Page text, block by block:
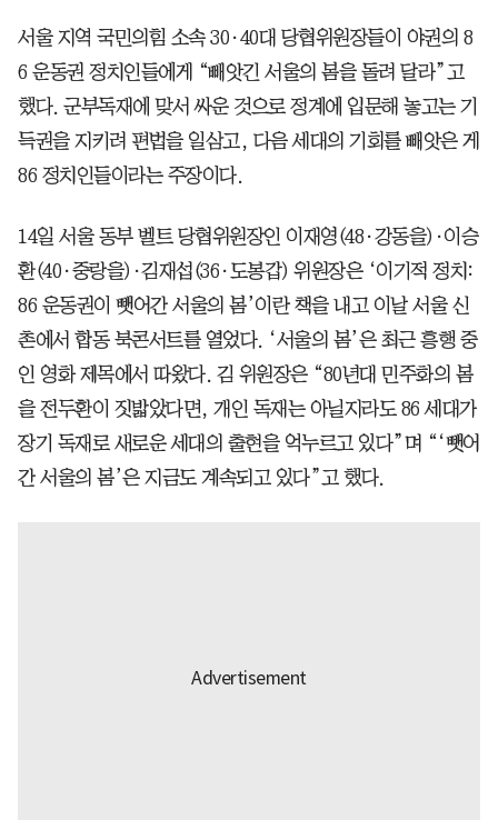
서울 지역 국민의힘 소속 30·40대 당협위원장들이 야권의 8
6 운동권 정치인들에게 “빼앗긴 서울의 봄을 돌려 달라”고
했다. 군부독재에 맞서 싸운 것으로 정계에 입문해 놓고는 기
득권을 지키려 편법을 일삼고, 다음 세대의 기회를 빼앗은 게
86 정치인들이라는 주장이다.
14일 서울 동부 벨트 당협위원장인 이재영(48·강동을)·이승
환(40·중랑을)·김재섭(36·도봉갑) 위원장은 ‘이기적 정치:
86 운동권이 뺏어간 서울의 봄’이란 책을 내고 이날 서울 신
촌에서 합동 북콘서트를 열었다. ‘서울의 봄’은 최근 흥행 중
인 영화 제목에서 따왔다. 김 위원장은 “80년대 민주화의 봄
을 전두환이 짓밟았다면, 개인 독재는 아닐지라도 86 세대가
장기 독재로 새로운 세대의 출현을 억누르고 있다”며 “‘뺏어
간 서울의 봄’은 지금도 계속되고 있다”고 했다.